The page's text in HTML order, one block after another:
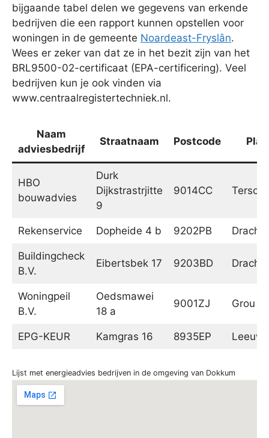
bijgaande tabel delen we gegevens van erkende
bedrijven die een rapport kunnen opstellen voor
woningen in de gemeente Noardeast-Fryslân.
Wees er zeker van dat ze in het bezit zijn van het
BRL9500-02-certificaat (EPA-certificering). Veel
bedrijven kun je ook vinden via
www.centraalregistertechniek.nl.
Naam
adviesbedrijf
Straatnaam Postcode
HBO
bouwadvies
Durk
Dijkstrastrjitte
9
9014CC Tersoal
Rekenservice Dopheide 4 b 9202PB
Buildingcheck
B.V.
Eibertsbek 17 9203BD
Woningpeil
B.V.
Oedsmawei
18 a
9001ZJ Grou
EPG-KEUR Kamgras 16 8935EP
Lijst met energieadvies bedrijven in de omgeving van Dokkum